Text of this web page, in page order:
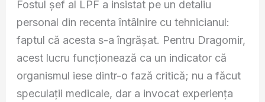
Fostul șef al LPF a insistat pe un detaliu
personal din recenta întâlnire cu tehnicianul:
faptul că acesta s-a îngrășat. Pentru Dragomir,
acest lucru funcționează ca un indicator că
organismul iese dintr-o fază critică; nu a făcut
speculații medicale, dar a invocat experiența